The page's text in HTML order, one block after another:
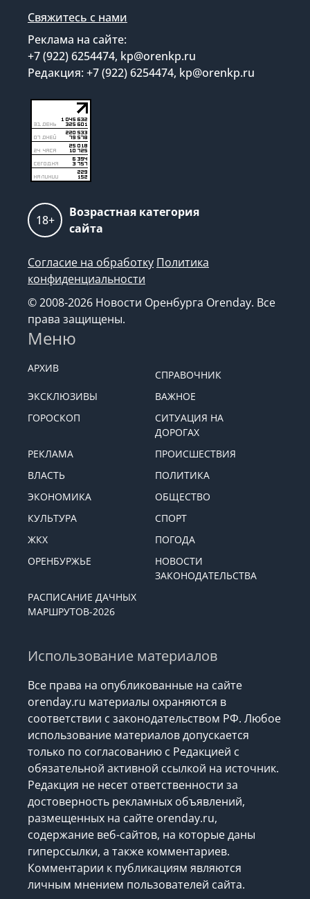
Свяжитесь с нами
Реклама на сайте:
+7 (922) 6254474, kp@orenkp.ru
Редакция: +7 (922) 6254474, kp@orenkp.ru
18+
Возрастная категория
сайта
Согласие на обработку Политика
конфиденциальности
© 2008-2026 Новости Оренбурга Orenday. Все
права защищены.
Меню
АРХИВ
СПРАВОЧНИК
ЭКСКЛЮЗИВЫ
ВАЖНОЕ
ГОРОСКОП
СИТУАЦИЯ НА
ДОРОГАХ
РЕКЛАМА
ПРОИСШЕСТВИЯ
ВЛАСТЬ
ПОЛИТИКА
ЭКОНОМИКА
ОБЩЕСТВО
КУЛЬТУРА
СПОРТ
ЖКХ
ПОГОДА
ОРЕНБУРЖЬЕ
НОВОСТИ
ЗАКОНОДАТЕЛЬСТВА
РАСПИСАНИЕ ДАЧНЫХ
МАРШРУТОВ-2026
Использование материалов
Все права на опубликованные на сайте
orenday.ru материалы охраняются в
соответствии с законодательством РФ. Любое
использование материалов допускается
только по согласованию с Редакцией с
обязательной активной ссылкой на источник.
Редакция не несет ответственности за
достоверность рекламных объявлений,
размещенных на сайте orenday.ru,
содержание веб-сайтов, на которые даны
гиперссылки, а также комментариев.
Комментарии к публикациям являются
личным мнением пользователей сайта.